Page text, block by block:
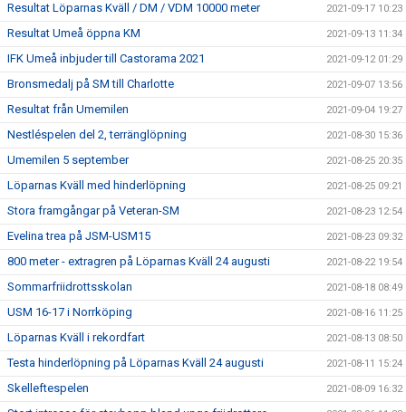
Resultat Löparnas Kväll / DM / VDM 10000 meter 2021-09-17 10:23
Resultat Umeå öppna KM 2021-09-13 11:34
IFK Umeå inbjuder till Castorama 2021 2021-09-12 01:29
Bronsmedalj på SM till Charlotte 2021-09-07 13:56
Resultat från Umemilen 2021-09-04 19:27
Nestléspelen del 2, terränglöpning 2021-08-30 15:36
Umemilen 5 september 2021-08-25 20:35
Löparnas Kväll med hinderlöpning 2021-08-25 09:21
Stora framgångar på Veteran-SM 2021-08-23 12:54
Evelina trea på JSM-USM15 2021-08-23 09:32
800 meter - extragren på Löparnas Kväll 24 augusti 2021-08-22 19:54
Sommarfriidrottsskolan 2021-08-18 08:49
USM 16-17 i Norrköping 2021-08-16 11:25
Löparnas Kväll i rekordfart 2021-08-13 08:50
Testa hinderlöpning på Löparnas Kväll 24 augusti 2021-08-11 15:24
Skelleftespelen 2021-08-09 16:32